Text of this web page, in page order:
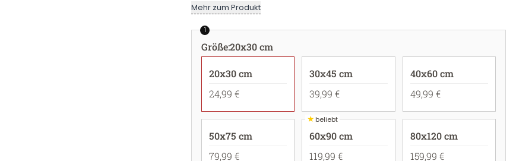
Mehr zum Produkt
1
Größe:20x30 cm
20x30 cm
24,99 €
30x45 cm
39,99 €
40x60 cm
49,99 €
50x75 cm
79,99 €
★beliebt
60x90 cm
119,99 €
80x120 cm
159,99 €